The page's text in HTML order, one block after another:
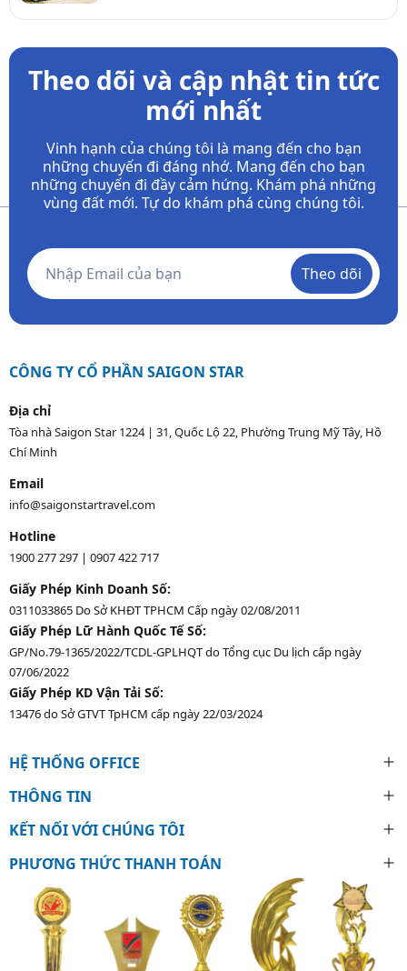
Theo dõi và cập nhật tin tức
mới nhất
Vinh hạnh của chúng tôi là mang đến cho bạn
những chuyến đi đáng nhớ. Mang đến cho bạn
những chuyến đi đầy cảm hứng. Khám phá những
vùng đất mới. Tự do khám phá cùng chúng tôi.
Theo dõi
CÔNG TY CỔ PHẦN SAIGON STAR
Địa chỉ
Tòa nhà Saigon Star 1224 | 31, Quốc Lộ 22, Phường Trung Mỹ Tây, Hồ
Chí Minh
Email
info@saigonstartravel.com
Hotline
1900 277 297 | 0907 422 717
Giấy Phép Kinh Doanh Số:
0311033865 Do Sở KHĐT TPHCM Cấp ngày 02/08/2011
Giấy Phép Lữ Hành Quốc Tế Số:
GP/No.79-1365/2022/TCDL-GPLHQT do Tổng cục Du lịch cấp ngày
07/06/2022
Giấy Phép KD Vận Tải Số:
13476 do Sở GTVT TpHCM cấp ngày 22/03/2024
HỆ THỐNG OFFICE
THÔNG TIN
KẾT NỐI VỚI CHÚNG TÔI
PHƯƠNG THỨC THANH TOÁN